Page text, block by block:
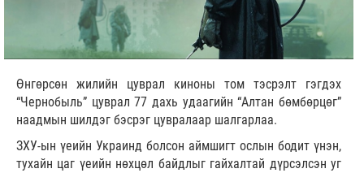
Өнгөрсөн жилийн цуврал киноны том тэсрэлт гэгдэх
“Чернобыль” цуврал 77 дахь удаагийн “Алтан бөмбөрцөг”
наадмын шилдэг бэсрэг цувралаар шалгарлаа.
ЗХУ-ын үеийн Украинд болсон аймшигт ослын бодит үнэн,
тухайн цаг үеийн нөхцөл байдлыг гайхалтай дүрсэлсэн уг